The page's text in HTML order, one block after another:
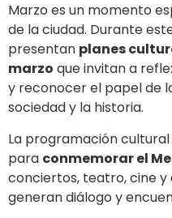
Marzo es un momento
de la ciudad. Durante
presentan planes
marzo que invitan a
y reconocer el papel de
sociedad y la historia.
La programación
para conmemorar el
conciertos, teatro, cine
generan diálogo y